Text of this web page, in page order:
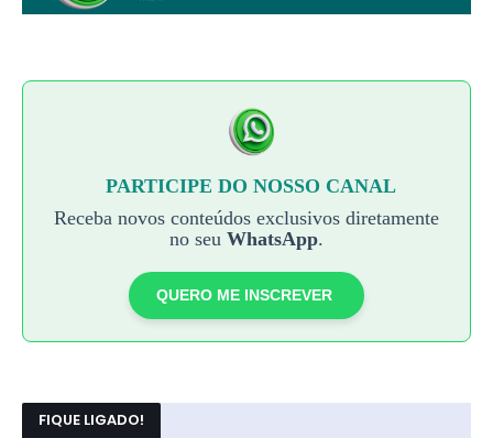
PARTICIPE DO NOSSO CANAL
Receba novos conteúdos exclusivos diretamente
no seu WhatsApp.
QUERO ME INSCREVER
FIQUE LIGADO!